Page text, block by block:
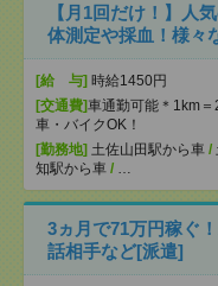
【月1回だけ！】人
体測定や採血！様々
[給 与] 時給1450円
[交通費]車通勤可能＊1km
車・バイクOK！
[勤務地] 土佐山田駅から車 /
知駅から車 /
3ヵ月で71万円稼ぐ
話相手など[派遣]